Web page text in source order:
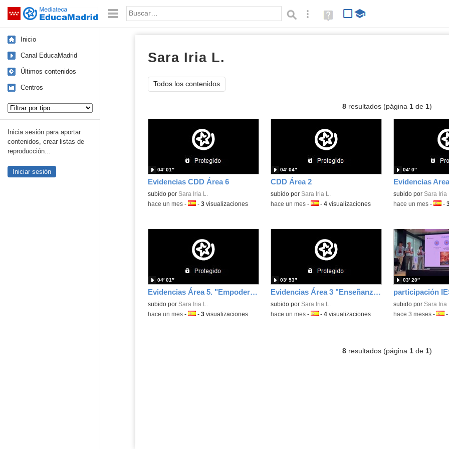
Saltar navegación Palabra o frase: Búsqueda avanzada
Ayuda
(en
Inicio
Canal EducaMadrid
Últimos contenidos
Centros
Inicia sesión para aportar
contenidos, crear listas de
reproducción...
Iniciar sesión
Sara Iria L.
Todos los contenidos
8resultados (página 1de 1)
Evidencias CDD Área 6
subido por Sara Iria L.
04′ 01″
-hace un mes- Idioma:
- 3visualizaciones
CDD Área 2
subido por Sara Iria L.
04′ 04″
-hace un mes- Idioma:
- 4visualizaciones
Evidencias
subido por Sara Iria
04′ 0″
-hace un mes- -
Evidencias Área 5. "Empoderamiento del alumnado"
subido por Sara Iria L.
04′ 01″
-hace un mes- Idioma:
- 3visualizaciones
Evidencias Área 3 "Enseñanza y Aprendizaje"
subido por Sara Iria L.
03′ 53″
-hace un mes- Idioma:
- 4visualizaciones
Contenido educativo.
subido por Sara Iria
03′ 20″
-hace 3 meses- -
8resultados (página 1de 1)